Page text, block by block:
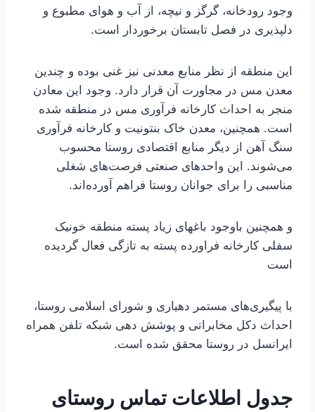
وجود رودخانه، گرگز و نیچه، از آب و هوای مطبوع و
دلپذیری در فصل تابستان برخوردار است.
این منطقه از نظر منابع معدنی نیز غنی بوده و چندین
معدن مس در مجاورت آن قرار دارد. وجود این معادن
منجر به احداث کارخانه فرآوری مس در منطقه شده
است. همچنین، معدن خاک بنتونیت و کارخانه فرآوری
سنگ آهن از دیگر منابع اقتصادی روستا محسوب
می‌شوند. این واحدهای صنعتی فرصت‌های شغلی
مناسبی را برای جوانان روستا فراهم آورده‌اند.
و همچنین باوجود باغهای زیاد پسته منطقه خونیک
سفلی کارخانه فراورده پسته به تازگی فعال گردیده
است
با پیگیری‌های مستمر دهیاری و شورای اسلامی روستا،
احداث دکل مخابراتی و پوشش دهی شبکه تلفن همراه
ایرانسل در روستا محقق شده است.
جدول اطلاعات تماس روستای